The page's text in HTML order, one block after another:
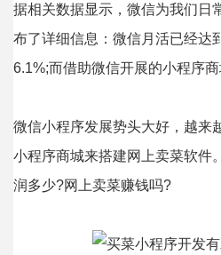
据相关数据显示，微信为我们日
布了详细信息：微信月活已经达
6.1%;而借助微信开展的小程序
微信小程序发展势头大好，越来
小程序商城来搭建网上卖菜软件
润多少?网上卖菜赚钱吗?